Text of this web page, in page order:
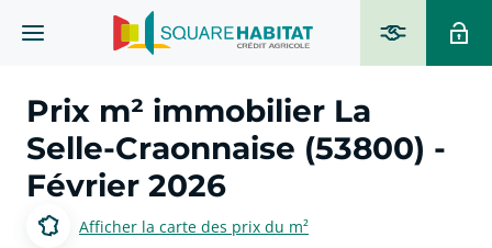
Prix m² immobilier La
Selle-Craonnaise (53800) -
Février 2026
Afficher la carte des prix du m²